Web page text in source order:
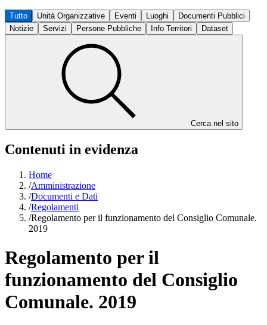
Tutto Unità Organizzative Eventi Luoghi
Documenti Pubblici
Notizie
Servizi Persone Pubbliche Info Territori Dataset
Cerca nel sito
Contenuti in evidenza
Home
/Amministrazione
/Documenti e Dati
/Regolamenti
/Regolamento per il funzionamento del Consiglio Comunale.
2019
Regolamento per il
funzionamento del Consiglio
Comunale. 2019